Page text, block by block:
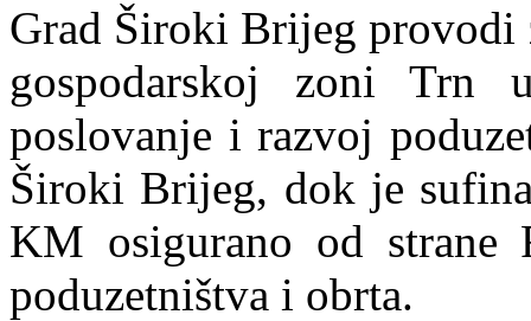
Grad Široki Brijeg provodi
gospodarskoj zoni Trn
poslovanje i razvoj
Široki Brijeg, dok je
KM osigurano od strane
poduzetništva i obrta.